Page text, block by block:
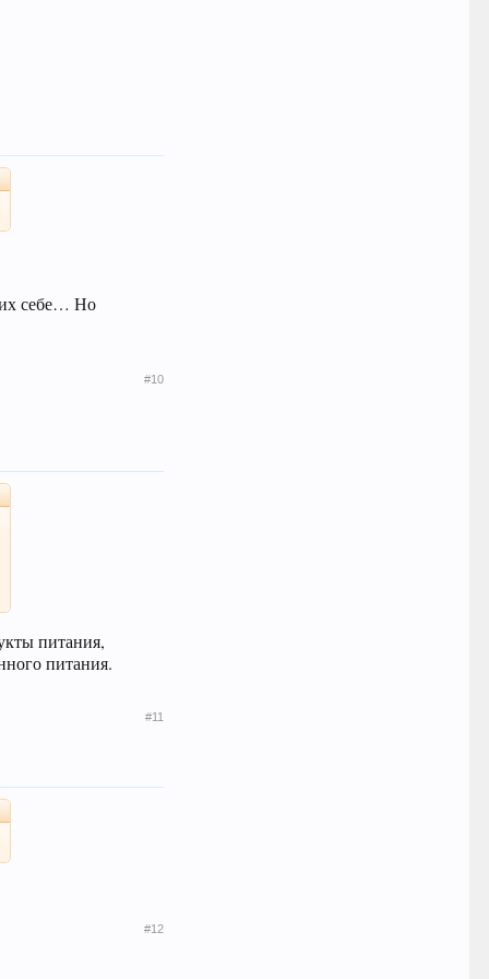
их себе… Но
#10
питания,
питания.
#11
#12